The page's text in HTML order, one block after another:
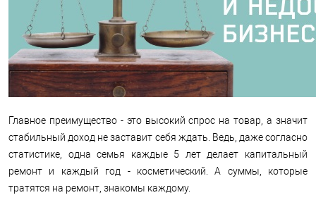
Главное преимущество - это высокий спрос на товар, а значит
стабильный доход не заставит себя ждать. Ведь, даже согласно
статистике, одна семья каждые 5 лет делает капитальный
ремонт и каждый год - косметический. А суммы, которые
тратятся на ремонт, знакомы каждому.